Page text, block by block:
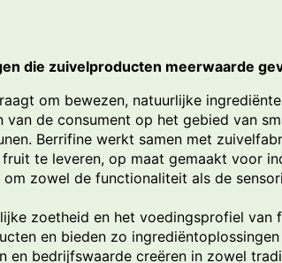
die zuivelproducten meerwaarde
om bewezen, natuurlijke
van de consument op het gebied van
Berrifine werkt samen met
te leveren, op maat gemaakt voor
zowel de functionaliteit als de
zoetheid en het voedingsprofiel van
en bieden zo
en bedrijfswaarde creëren in zowel